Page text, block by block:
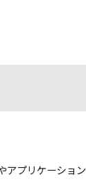
アプリケーション